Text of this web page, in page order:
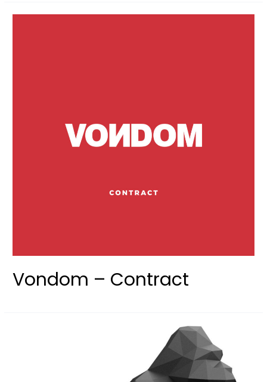
Vondom – Contract